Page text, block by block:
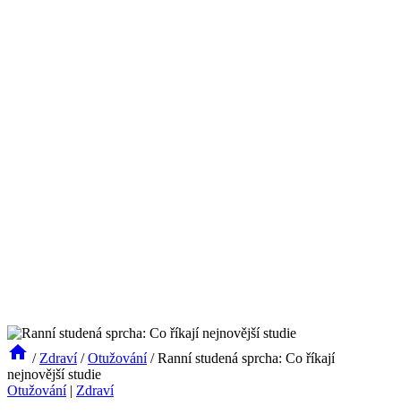
/ Zdraví / Otužování / Ranní studená sprcha: Co říkají
nejnovější studie
Otužování| Zdraví